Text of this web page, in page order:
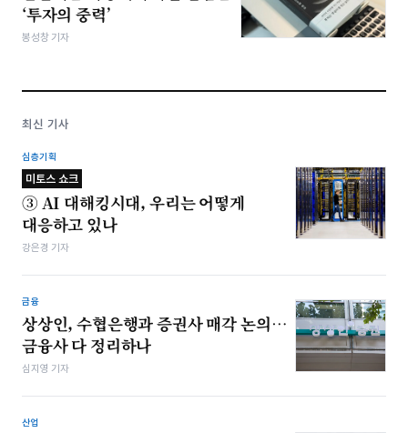
‘투자의 중력’
봉성창 기자
최신 기사
심층기획
미토스 쇼크
③ AI 대해킹시대, 우리는 어떻게
대응하고 있나
강은경 기자
금융
상상인, 수협은행과 증권사 매각 논의…
금융사 다 정리하나
심지영 기자
산업